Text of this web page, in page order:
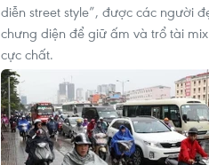
diễn street style”, được các người
chưng diện để giữ ấm và trổ tài
cực chất.